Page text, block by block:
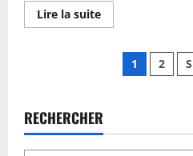
Lire la suiteEn
savoir
Combien
de
pantalon
en
2026
1 2
RECHERCHER